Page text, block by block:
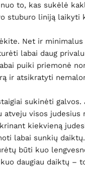
to, kas sukėlė
stuburo liniją laikyti
Net ir
labai daug
puiki priemonė
ir atsikratyti
sukinėti galvos.
atveju visos judesius
kiekvieną
labai sunkių
būti kuo
daugiau daiktų –